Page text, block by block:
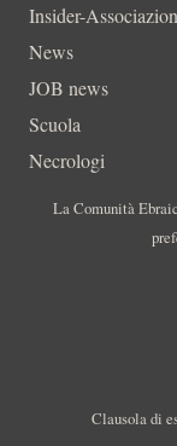
Insider-
News
JOB news
Scuola
Necrologi
La Comunità
Clausola di